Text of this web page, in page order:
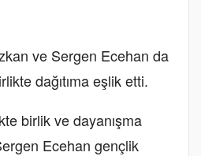
ve Sergen Ecehan da
dağıtıma eşlik etti.
birlik ve dayanışma
Ecehan gençlik